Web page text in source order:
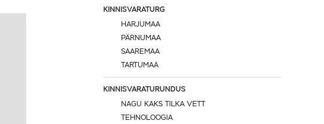
KINNISVARATURG
HARJUMAA
PÄRNUMAA
SAAREMAA
TARTUMAA
KINNISVARATURUNDUS
NAGU KAKS TILKA VETT
TEHNOLOOGIA